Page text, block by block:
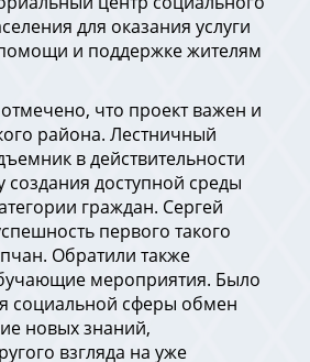
для оказания услуги
и поддержке жителям
что проект важен и
района. Лестничный
в действительности
доступной среды
граждан. Сергей
первого такого
Обратили также
мероприятия. Было
социальной сферы обмен
новых знаний,
взгляда на уже